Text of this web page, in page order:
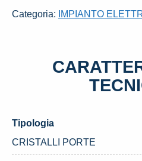
Categoria:
IMPIANTO
Tipologia
CRISTALLI PORTE